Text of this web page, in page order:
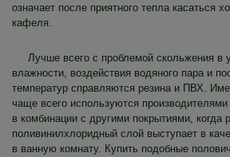
означает после приятного тепла касаться
кафеля.
Лучше всего с проблемой скольжения в
влажности, воздействия водяного пара и
температур справляются резина и ПВХ.
чаще всего используются
в комбинации с другими покрытиями, когда
поливинилхлоридный слой выступает в
в ванную комнату. Купить подобные